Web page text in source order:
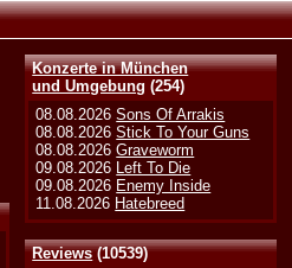
Konzerte in München
und Umgebung (254)
08.08.2026Sons Of Arrakis
08.08.2026Stick To Your Guns
08.08.2026Graveworm
09.08.2026 Left To Die
09.08.2026 Enemy Inside
11.08.2026 Hatebreed
Reviews(10539)